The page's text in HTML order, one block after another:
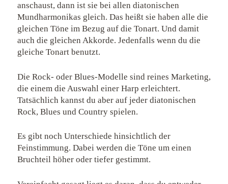
anschaust, dann ist sie bei allen diatonischen
Mundharmonikas gleich. Das heißt sie haben alle die
gleichen Töne im Bezug auf die Tonart. Und damit
auch die gleichen Akkorde. Jedenfalls wenn du die
gleiche Tonart benutzt.
Die Rock- oder Blues-Modelle sind reines Marketing,
die einem die Auswahl einer Harp erleichtert.
Tatsächlich kannst du aber auf jeder diatonischen
Rock, Blues und Country spielen.
Es gibt noch Unterschiede hinsichtlich der
Feinstimmung. Dabei werden die Töne um einen
Bruchteil höher oder tiefer gestimmt.